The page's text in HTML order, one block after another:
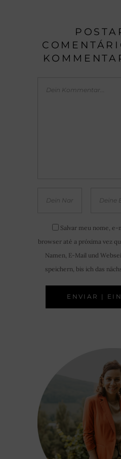
Salvar meu nome,
browser até a próxima vez
Namen, E-Mail und
speichern, bis ich das